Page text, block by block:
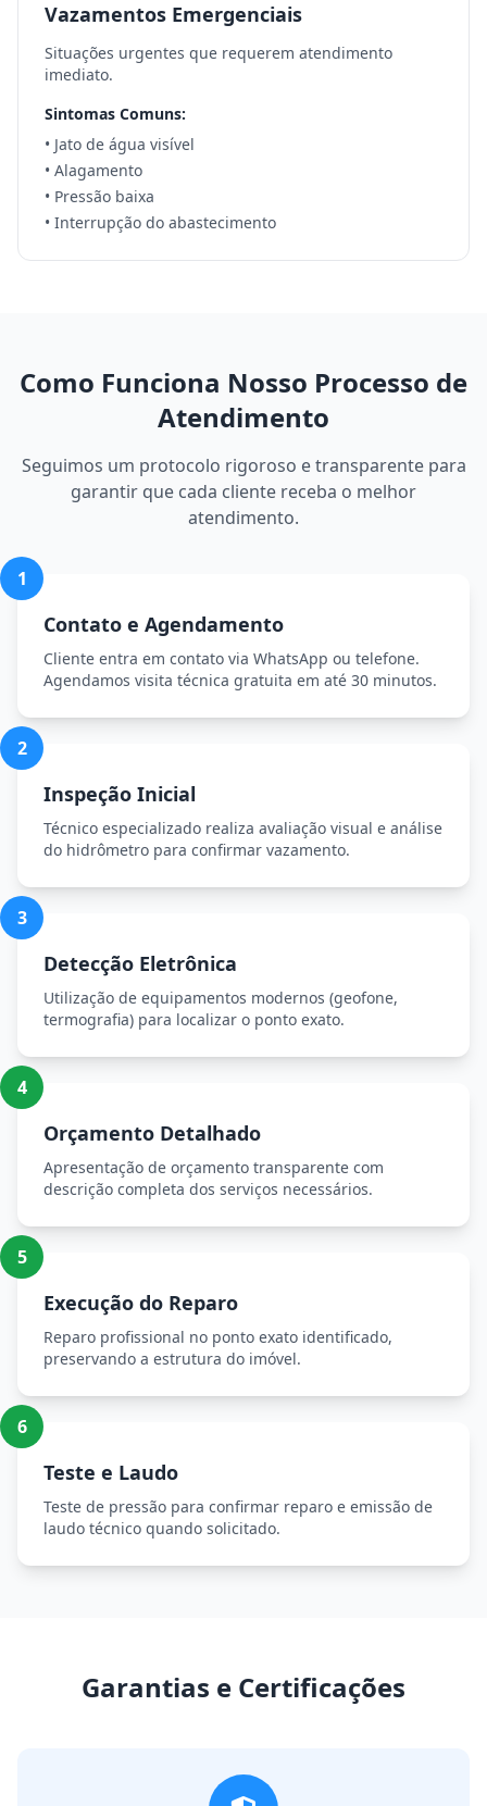
Vazamentos Emergenciais
Situações urgentes que requerem atendimento
imediato.
Sintomas Comuns:
• Jato de água visível
• Alagamento
• Pressão baixa
• Interrupção do abastecimento
Como Funciona Nosso Processo de
Atendimento
Seguimos um protocolo rigoroso e transparente para
garantir que cada cliente receba o melhor
atendimento.
1
Contato e Agendamento
Cliente entra em contato via WhatsApp ou telefone.
Agendamos visita técnica gratuita em até 30 minutos.
2
Inspeção Inicial
Técnico especializado realiza avaliação visual e análise
do hidrômetro para confirmar vazamento.
3
Detecção Eletrônica
Utilização de equipamentos modernos (geofone,
termografia) para localizar o ponto exato.
4
Orçamento Detalhado
Apresentação de orçamento transparente com
descrição completa dos serviços necessários.
5
Execução do Reparo
Reparo profissional no ponto exato identificado,
preservando a estrutura do imóvel.
6
Teste e Laudo
Teste de pressão para confirmar reparo e emissão de
laudo técnico quando solicitado.
Garantias e Certificações